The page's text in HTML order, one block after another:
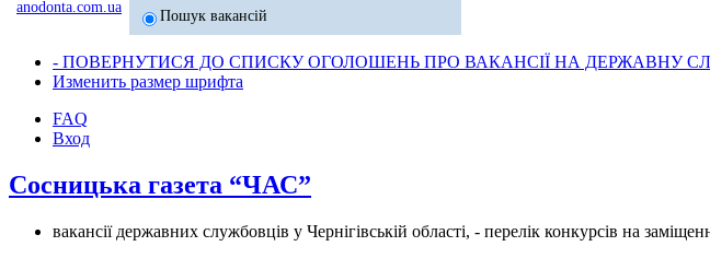
Пошук вакансій
- ПОВЕРНУТИСЯ ДО СПИСКУ ОГОЛОШЕНЬ ПРО ВАКАНСІЇ НА ДЕРЖАВНУ
Изменить размер шрифта
FAQ
Вход
Сосницька газета “ЧАС”
вакансії державних службовців у Чернігівській області, - перелік конкурсів на